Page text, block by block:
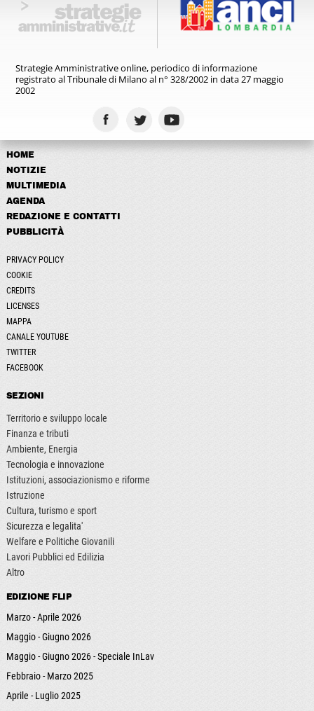
Strategie Amministrative online, periodico di informazione
registratoal Tribunale di Milano al n° 328/2002 in data 27 maggio
2002
HOME
NOTIZIE
MULTIMEDIA
AGENDA
REDAZIONE E CONTATTI
PUBBLICITÀ
PRIVACY POLICY
COOKIE
CREDITS
LICENSES
MAPPA
CANALE YOUTUBE
TWITTER
FACEBOOK
SEZIONI
Territorio e sviluppo locale
Finanza e tributi
Ambiente, Energia
Tecnologia e innovazione
Istituzioni, associazionismo e riforme
Istruzione
Cultura, turismo e sport
Sicurezza e legalita'
Welfare e Politiche Giovanili
Lavori Pubblici ed Edilizia
Altro
EDIZIONE FLIP
Marzo - Aprile 2026
Maggio - Giugno 2026
Maggio - Giugno 2026 - Speciale InLav
Febbraio - Marzo 2025
Aprile - Luglio 2025